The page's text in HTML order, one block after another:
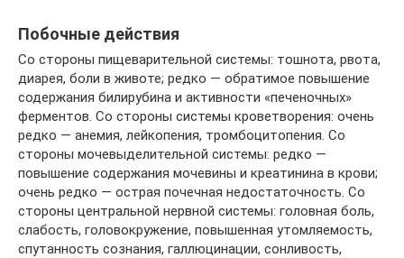
Побочные действия
Со стороны пищеварительной системы: тошнота, рвота,
диарея, боли в животе; редко — обратимое повышение
содержания билирубина и активности «печеночных»
ферментов. Со стороны системы кроветворения: очень
редко — анемия, лейкопения, тромбоцитопения. Со
стороны мочевыделительной системы: редко —
повышение содержания мочевины и креатинина в крови;
очень редко — острая почечная недостаточность. Со
стороны центральной нервной системы: головная боль,
слабость, головокружение, повышенная утомляемость,
спутанность сознания, галлюцинации, сонливость,